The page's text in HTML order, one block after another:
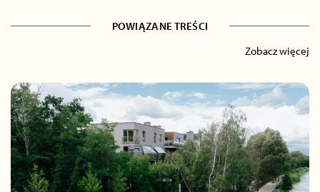
POWIĄZANE TREŚCI
Zobacz więcej